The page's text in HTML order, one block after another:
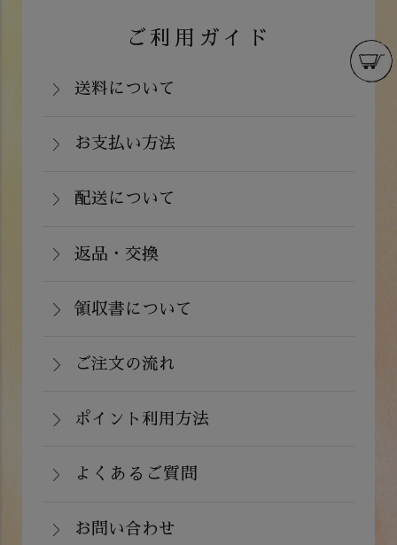
ご利用ガイド
送料について
関西・中国（岡山県除く）・四国・九
関東・信越・北陸・中部：990円(税込)
北海道：1,430円(税込)
※クール便の場合は送料＋クール代金
お支払い方法
数料弊社負担）・銀行振込（前払い）・
イン決済）・ドコモケータイ払い・auか
めて支払い(B)がご利用頂けます。
配送について
注文から２～５営業日で発送いたしま
返品・交換
着後の返品は基本的にお受け出来ませ
いはご注文と違う商品が届いた場合は、
までご連絡下さい。
領収書について
の備考欄にてお知らせ下さい。なお、お
す。
ご注文の流れ
ポイント利用方法
用できます。ご注文画面の「お支払い方
することができます。店舗では利用でき
よくあるご質問
お問い合わせ